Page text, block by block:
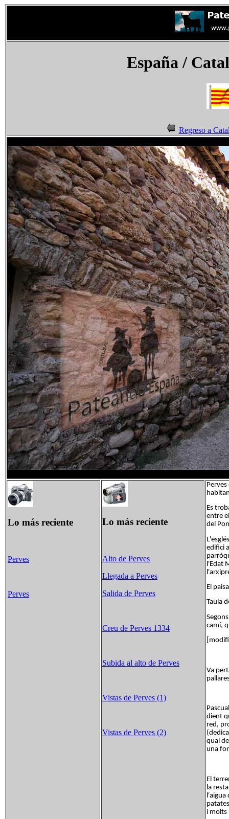
España/
Regreso a
Lo más reciente
Perves
Perves
Lo más reciente
Alto de Perves
Llegada a Perves
Salida de Perves
Creu de Perves 1334
Subida al alto de Perves
Vistas de Perves (1)
Vistas de Perves (2)
Es
entre
del
edifici
l'Edat
El
Taula
camí,
Va
dient
red,
qual
una
El
la
i molts